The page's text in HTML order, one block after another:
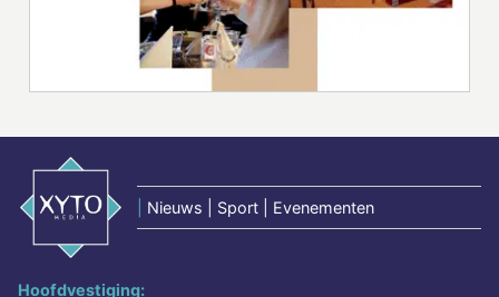
Nieuws | Sport | Evenementen
Hoofdvestiging: